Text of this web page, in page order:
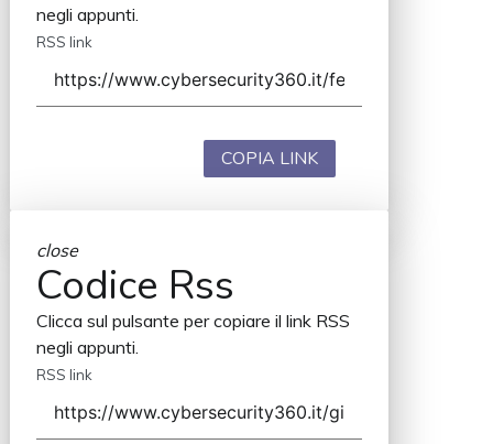
negli appunti.
RSS link
COPIA LINK
close
Codice Rss
Clicca sul pulsante per copiare il link RSS
negli appunti.
RSS link